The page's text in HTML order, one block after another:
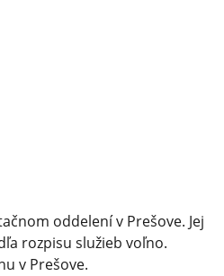
oddelení v Prešove. Jej
rozpisu služieb voľno.
v Prešove.